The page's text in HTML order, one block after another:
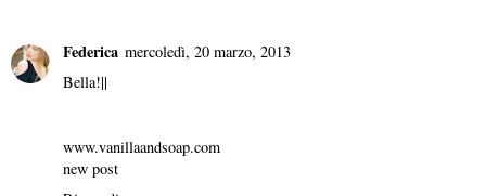
Federica mercoledì, 20 marzo, 2013
Bella!||
www.vanillaandsoap.com
new post